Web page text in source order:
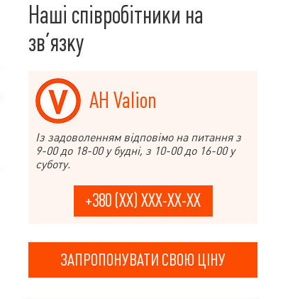
Наші співробітники на
зв’язку
АН Valion
Із задоволенням відповімо на питання з
9-00 до 18-00 у будні, з 10-00 до 16-00 у
суботу.
+380 (XX) XXX-XX-XX
ЗАПРОПОНУВАТИ СВОЮ ЦІНУ